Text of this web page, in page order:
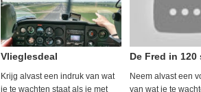
Vlieglesdeal
Krijg alvast een indruk van wat
je te wachten staat als je met
De Fred in 120
Neem alvast een
van wat je te